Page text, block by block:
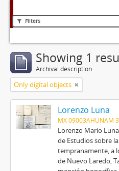
Filters
Showing 1
Archival description
Only digital objects
Lorenzo Luna
MX 09003AHUNAM
Lorenzo Mario
de Estudios sobre
tempranamente, a
de Nuevo Laredo,